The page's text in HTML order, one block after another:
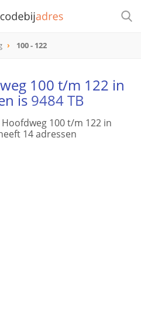
100 - 122
100 t/m 122 in
is 9484 TB
100 t/m 122 in
14 adressen